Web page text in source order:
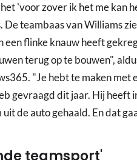
'voor zover ik het me kan
De teambaas van Williams
een flinke knauw heeft
terug op te bouwen",
"Je hebt te maken
gevraagd dit jaar. Hij heeft
uit de auto gehaald. En dat
teamsport'